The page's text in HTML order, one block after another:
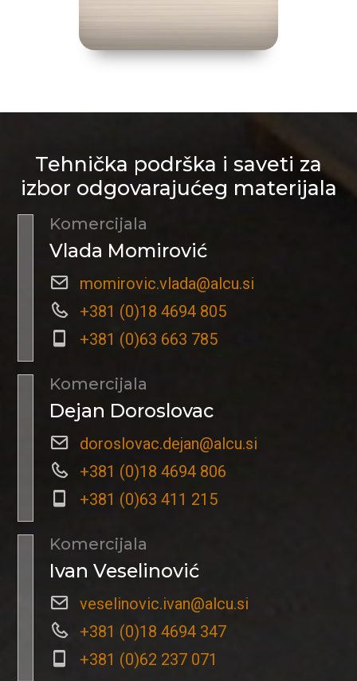
Tehnička podrška i saveti za
izbor odgovarajućeg materijala
Komercijala
Vlada Momirović
momirovic.vlada@alcu.si
+381 (0)18 4694 805
+381 (0)63 663 785
Komercijala
Dejan Doroslovac
doroslovac.dejan@alcu.si
+381 (0)18 4694 806
+381 (0)63 411 215
Komercijala
Ivan Veselinović
veselinovic.ivan@alcu.si
+381 (0)18 4694 347
+381 (0)62 237 071